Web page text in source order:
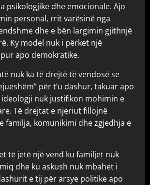
psikologjike dhe emocionale. Ajo
personal, rrit varësinë nga
dhe e bën largimin gjithnjë
Ky model nuk i përket një
apo demokratike.
nuk ka të drejtë të vendosë se
për t’u dashur, takuar apo
ideologji nuk justifikon mohimin e
Të drejtat e njeriut fillojnë
familja, komunikimi dhe zgjedhja e
të jetë një vend ku familjet nuk
dhe ku askush nuk mbahet i
e tij për arsye politike apo